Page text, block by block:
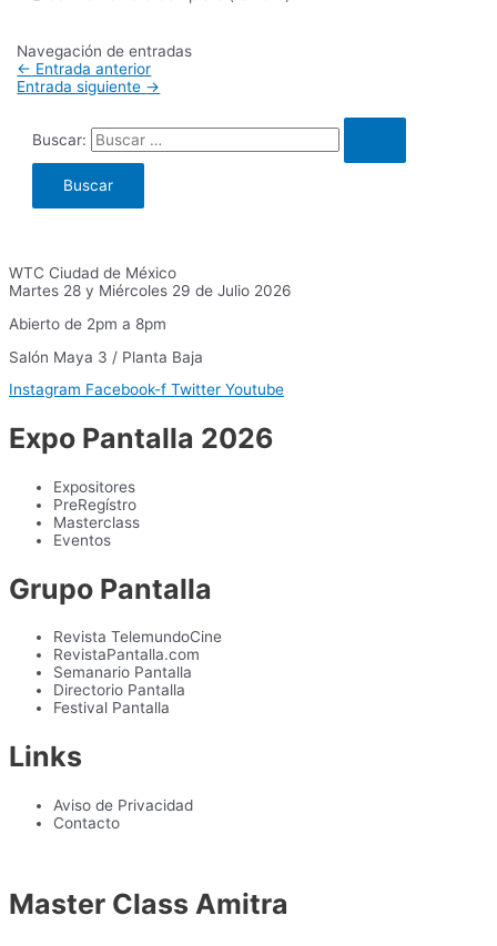
Navegación de entradas
← Entrada anterior
Entrada siguiente →
Buscar:
WTC Ciudad de México
Martes 28 y Miércoles 29 de Julio 2026
Abierto de 2pm a 8pm
Salón Maya 3 / Planta Baja
Instagram Facebook-f Twitter Youtube
Expo Pantalla 2026
Expositores
PreRegístro
Masterclass
Eventos
Grupo Pantalla
Revista TelemundoCine
RevistaPantalla.com
Semanario Pantalla
Directorio Pantalla
Festival Pantalla
Links
Aviso de Privacidad
Contacto
Master Class Amitra